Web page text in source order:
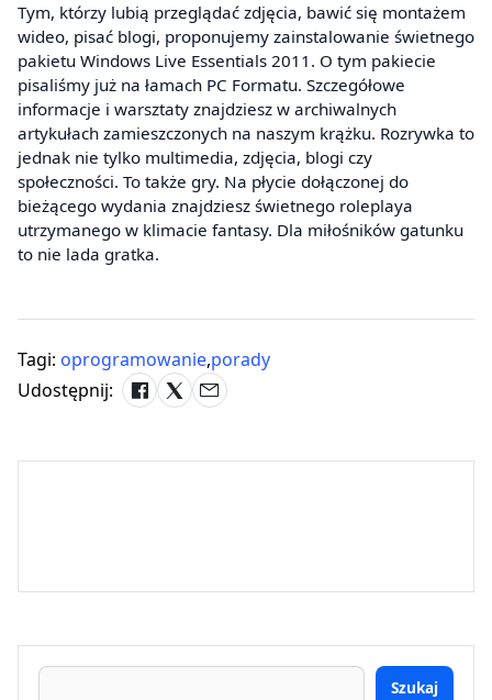
Tym, którzy lubią przeglądać zdjęcia, bawić się montażem
wideo, pisać blogi, proponujemy zainstalowanie świetnego
pakietu Windows Live Essentials 2011. O tym pakiecie
pisaliśmy już na łamach PC Formatu. Szczegółowe
informacje i warsztaty znajdziesz w archiwalnych
artykułach zamieszczonych na naszym krążku. Rozrywka to
jednak nie tylko multimedia, zdjęcia, blogi czy
społeczności. To także gry. Na płycie dołączonej do
bieżącego wydania znajdziesz świetnego roleplaya
utrzymanego w klimacie fantasy. Dla miłośników gatunku
to nie lada gratka.
Tagi: oprogramowanie,porady
Udostępnij:
Szukaj